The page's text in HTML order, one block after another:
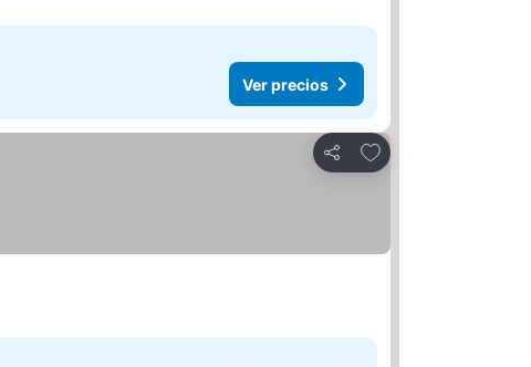
Ver precios
Compartir
Añadir a favoritos